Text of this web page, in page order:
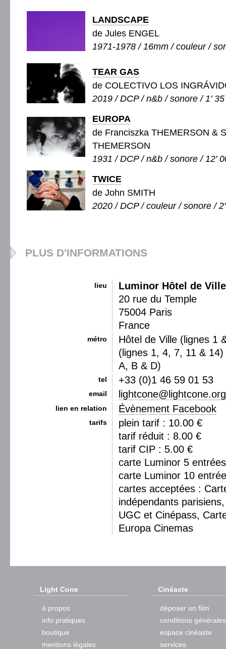
LANDSCAPE
de Jules ENGEL
1971-1978 / 16mm / couleur /
TEAR GAS
de COLECTIVO LOS
2019 / DCP / n&b / sonore / 1' 35
EUROPA
de Franciszka THEMERSON &
THEMERSON
1931 / DCP / n&b / sonore / 12'
TWICE
de John SMITH
2020 / DCP / couleur / sonore /
PLUS D'INFORMATIONS
lieu
Luminor Hôtel de Ville
20 rue du Temple
75004 Paris
France
métro
Hôtel de Ville (lignes 1
(lignes 1, 4, 7, 11 &
A, B & D)
tel +33 (0)1 46 59 01 53
email lightcone@lightcone.org
lien en relation Évènement Facebook
tarifs
plein tarif : 10.00 €
tarif réduit : 8.00 €
tarif CIP : 5.00 €
carte Luminor 5
carte Luminor 10
cartes acceptées :
indépendants
UGC et Cinépass,
Europa Cinemas
Light Cone
à propos
info pratiques
boutique
mentions légales
Cinéaste
déposer un film
conditions générales
espace cinéaste
services